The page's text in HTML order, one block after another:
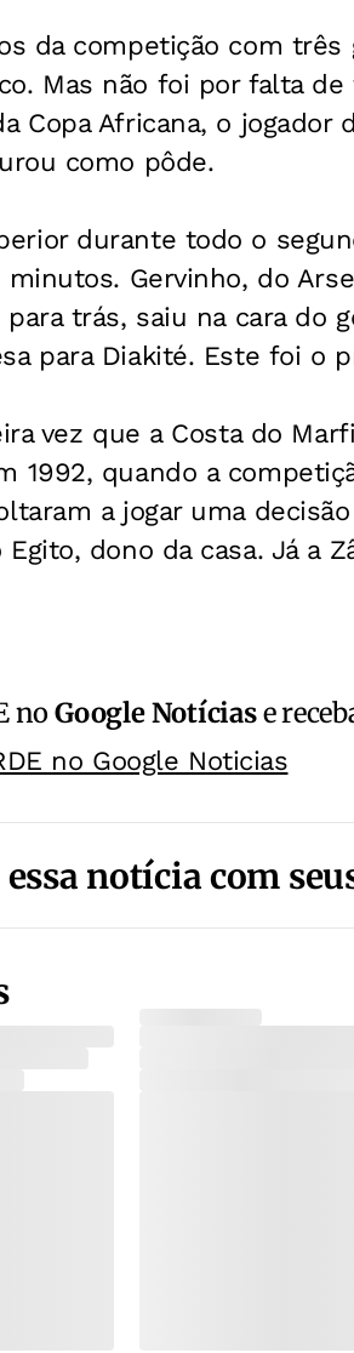
da competição com três
Mas não foi por falta
Copa Africana, o
como pôde.
durante todo o
Gervinho, do
trás, saiu na cara do
para Diakité. Este foi o
vez que a Costa do
1992, quando a
a jogar uma
dono da casa. Já a
noGoogle Notíciase
no Google Noticias
notícia com